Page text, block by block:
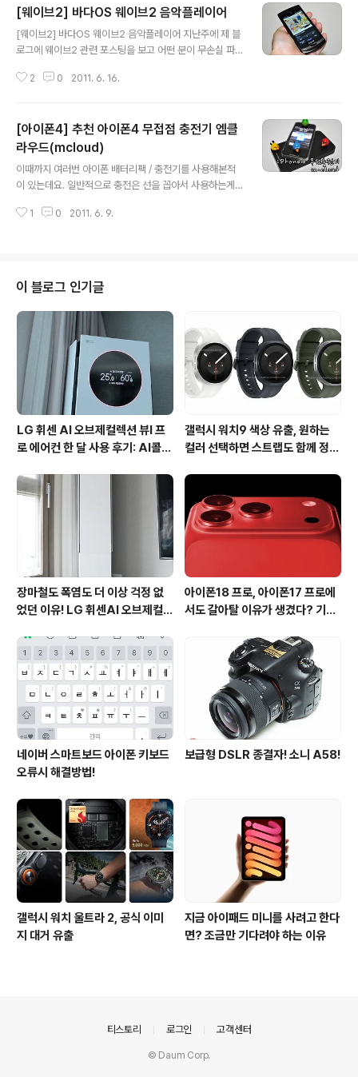
[웨이브2] 바다OS 웨이브2 음악플레이어
[웨이브2] 바다OS 웨이브2 음악플레이어 지난주에 제 블
로그에 웨이브2 관련 포스팅을 보고 어떤 분이 무손실 파
있는데요. 앨범아트를 씌우는 방법을 테스트 하면서 웨이
컨버팅을 해야 하고, 아이폰4의 경우 아이튠즈를 통해서만
음악을 넣을 수 있는데요. 웨이브2는 안드로이드폰과 마찬
가지로 mp3파일을 복사해서 그냥 넣어 들을 수 있습니다.
mp3를 비롯해 wave, flac 무손실 파일 모두 지원합니다.
나 스마트폰에 앨범아트를 씌우는 방법은 3가지가 있습니
2 0 2011. 6. 16.
[아이폰4] 추천 아이폰4 무접점 충전기 엠클
라우드(mcloud)
이때까지 여러번 아이폰 배터리팩 / 충전기를 사용해본적
이 있는데요. 일반적으로 충전은 선을 꼽아서 사용하는게
특정 장소에 기기를 올려놓기만 하면 충전이 되는 방법입
구성품은 푸짐합니다. 기기를 받치며 충전을 하는 충전 거
치대와 아이폰4에 케이스처럼 사용하는 리시버 케이스로
구성되어 있었습니다. 또한 다양한 색상(투명 블루/레드/블
랙)의 보조 케이스 커버 3개를 제공하고 있습니다. 엠클라
우드 충전거치대의 박스 포장 모습인데요. 심플하고 깔끔
한 디자인이며, 뒷면에는 사용법과 구성품에 ..
1 0 2011. 6. 9.
이 블로그 인기글
LG 휘센 AI 오브제컬렉션 뷰I 프
로 에어컨 한 달 사용 후기: AI콜드
갤럭시 워치9 색상 유출, 원하는
컬러 선택하면 스트랩도 함께 정해
장마철도 폭염도 더 이상 걱정 없
었던 이유! LG 휘센AI 오브제컬렉
사용 후기
아이폰18 프로, 아이폰17 프로에
서도 갈아탈 이유가 생겼다? 기대
네이버 스마트보드 아이폰 키보드
오류시 해결방법!
보급형 DSLR 종결자! 소니 A58!
갤럭시 워치 울트라 2, 공식 이미
지 대거 유출
지금 아이패드 미니를 사려고 한다
면? 조금만 기다려야 하는 이유
티스토리 로그인 고객센터
© Daum Corp.